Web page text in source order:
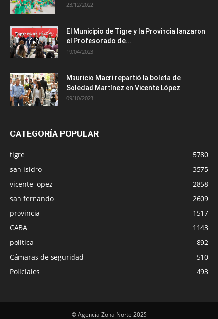
23/12/2022
El Municipio de Tigre y la Provincia lanzaron
el Profesorado de...
19/04/2023
Mauricio Macri repartió la boleta de
Soledad Martínez en Vicente López
09/10/2023
CATEGORÍA POPULAR
tigre
5780
san isidro
3575
vicente lopez
2858
san fernando
2609
provincia
1517
CABA
1143
politica
892
Cámaras de seguridad
510
Policiales
493
© Agencia Zona Norte 2025